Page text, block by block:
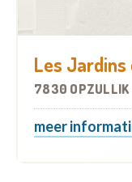
Les Jardins
7830 OPZULLIK
meer